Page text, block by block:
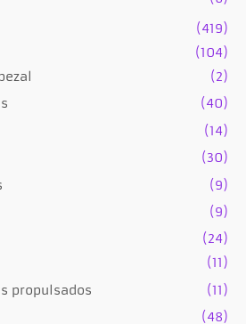
(419)
(104)
(2)
(40)
(14)
(30)
(9)
(9)
(24)
(11)
propulsados
(11)
(48)